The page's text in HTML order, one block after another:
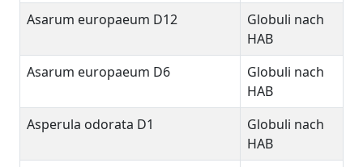
Asarum europaeum D12
Globuli nach
HAB
Asarum europaeum D6
Globuli nach
HAB
Asperula odorata D1
Globuli nach
HAB